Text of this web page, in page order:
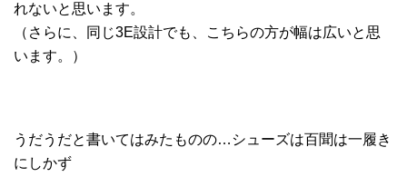
れないと思います。
（さらに、同じ3E設計でも、こちらの方が幅は広いと思
います。）
うだうだと書いてはみたものの…シューズは百聞は一履き
にしかず